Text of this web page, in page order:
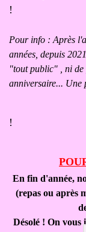
!
Pour info : Après
années, depuis
"tout public" , ni de
anniversaire... Une
!
En fin d'année,
(repas ou après
Désolé ! On